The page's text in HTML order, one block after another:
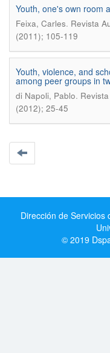
Youth, one's own room
Feixa, Carles. Revista
(2011); 105-119
Youth, violence, and
among peer groups in
di Napoli, Pablo.
(2012); 25-45
Dirección de Servicios
© 2019